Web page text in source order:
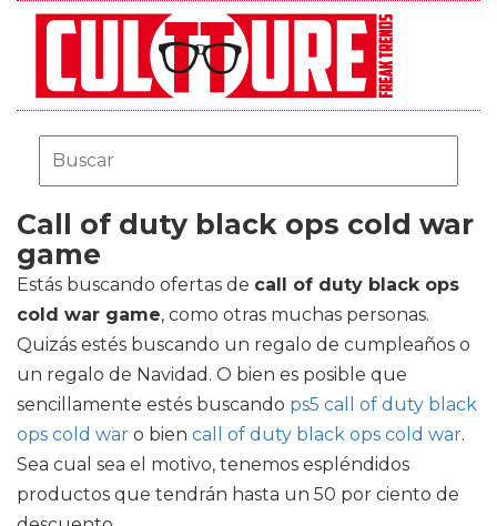
Call of duty black ops cold war
game
Estás buscando ofertas de call of duty black ops
cold war game, como otras muchas personas.
Quizás estés buscando un regalo de cumpleaños o
un regalo de Navidad. O bien es posible que
sencillamente estés buscando ps5 call of duty black
ops cold war o bien call of duty black ops cold war.
Sea cual sea el motivo, tenemos espléndidos
productos que tendrán hasta un 50 por ciento de